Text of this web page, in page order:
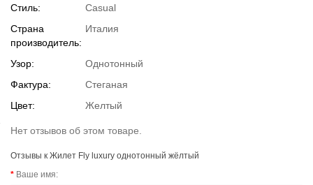
Стиль:
Casual
Страна
производитель:
Италия
Узор:
Однотонный
Фактура:
Стеганая
Цвет:
Желтый
Нет отзывов об этом товаре.
Отзывы к Жилет Fly luxury однотонный жёлтый
Ваше имя: